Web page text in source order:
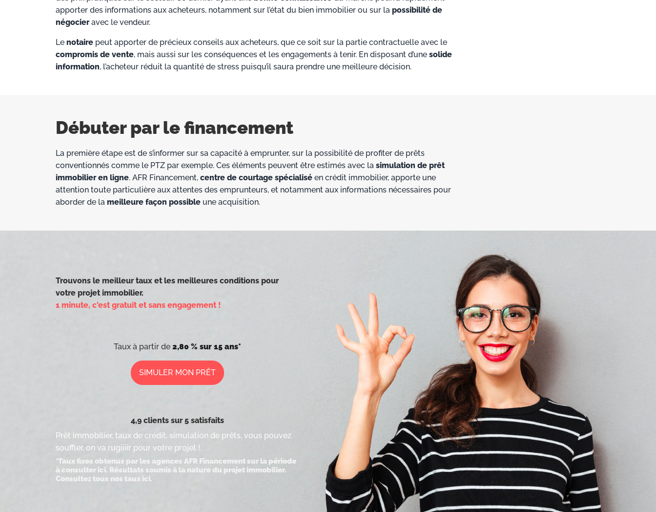
apporter des informations aux acheteurs, notamment sur l’état du bien immobilier ou sur la possibilité de
négocieravec le vendeur.
Le notaire peut apporter de précieux conseils aux acheteurs, que ce soit sur la partie contractuelle avec le
compromis de vente, mais aussi sur les conséquences et les engagements à tenir. En disposant d’une solide
information, l’acheteur réduit la quantité de stress puisqu’il saura prendre une meilleure décision.
Débuter par le financement
La première étape est de s’informer sur sa capacité à emprunter, sur la possibilité de profiter de prêts
conventionnés comme le PTZ par exemple. Ces éléments peuvent être estimés avec la simulation de prêt
immobilier en ligne. AFR Financement, centre de courtage spécialisé en crédit immobilier, apporte une
attention toute particulière aux attentes des emprunteurs, et notamment aux informations nécessaires pour
aborder de la meilleure façon possible une acquisition.
Trouvons le meilleur taux et les meilleures conditions pour
votre projet immobilier.
1 minute, c'est gratuit et sans engagement !
Taux à partir de 2,80 % sur 15 ans*
SIMULER MON PRÊT
4,9 clients sur 5 satisfaits
Prêt immobilier, taux de crédit, simulation de prêts, vous pouvez
souffler, on va rugiiiir pour votre projet !
*Taux fixes obtenus par les agences AFR Financement sur la période
à consulter ici. Résultats soumis à la nature du projet immobilier.
Consultez tous nos taux ici.